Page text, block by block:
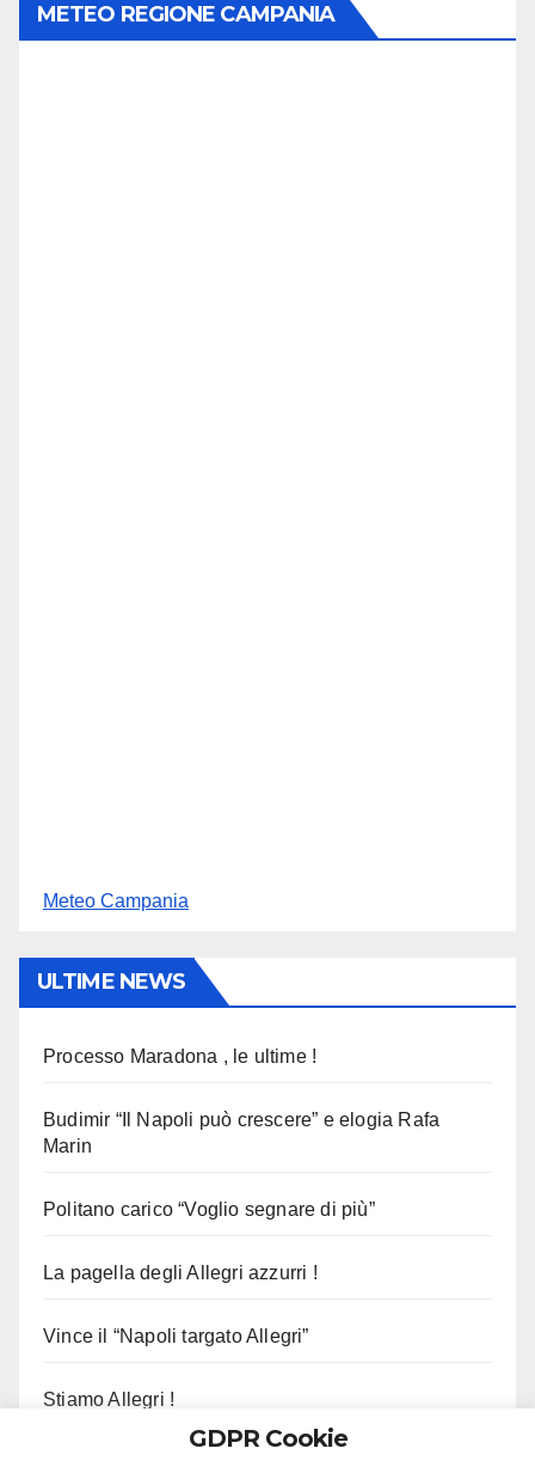
METEO REGIONE CAMPANIA
Meteo Campania
ULTIME NEWS
Processo Maradona , le ultime !
Budimir “Il Napoli può crescere” e elogia Rafa
Marin
Politano carico “Voglio segnare di più”
La pagella degli Allegri azzurri !
Vince il “Napoli targato Allegri”
Stiamo Allegri !
GDPR Cookie